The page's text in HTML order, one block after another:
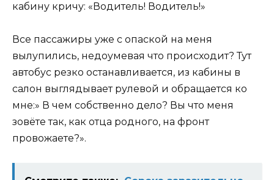
кабину кричу: «Водитель! Водитель!»
Все пассажиры уже с опаской на меня
вылупились, недоумевая что происходит? Тут
автобус резко останавливается, из кабины в
салон выглядывает рулевой и обращается ко
мне:» В чем собственно дело? Вы что меня
зовёте так, как отца родного, на фронт
провожаете?».